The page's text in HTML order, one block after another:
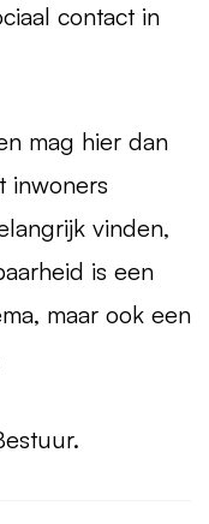
contact in
mag hier dan
inwoners
vinden,
is een
maar ook een